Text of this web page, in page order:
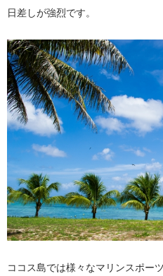
日差しが強烈です。
ココス島では様々なマリンスポー